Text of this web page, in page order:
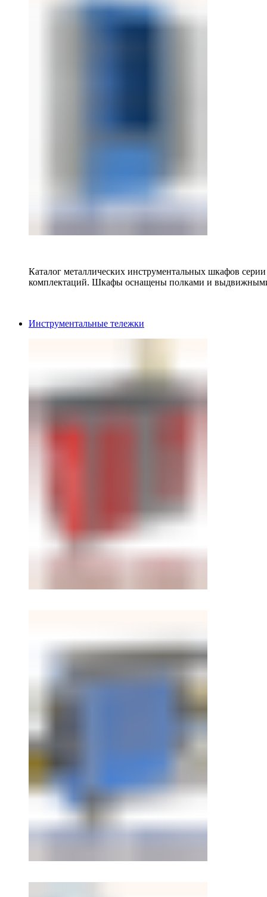
Каталог металлических инструментальных шкафов
комплектаций. Шкафы оснащены полками и
Инструментальные тележки